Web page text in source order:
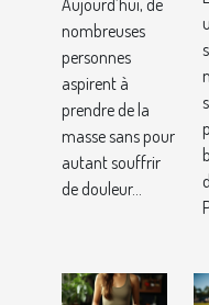
de la
masse
sans
douleur
musculaire
Aujourd’hui, de
nombreuses
personnes
aspirent à
prendre de la
masse sans pour
autant souffrir
de douleur...